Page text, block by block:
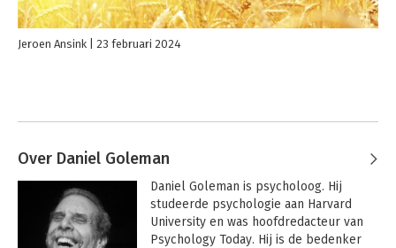
Jeroen Ansink 23 februari 2024
Over Daniel Goleman
Daniel Goleman is psycholoog. Hij
studeerde psychologie aan Harvard
University en was hoofdredacteur van
Psychology Today. Hij is de bedenker